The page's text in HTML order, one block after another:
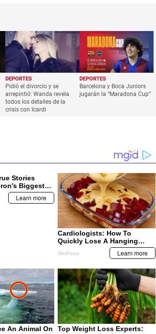
DEPORTES
Pidió el divorcio y se
arrepintió: Wanda revela
todos los detalles de la
crisis con Icardi
DEPORTES
Barcelona y Boca Juniors
jugarán la “Maradona Cup”